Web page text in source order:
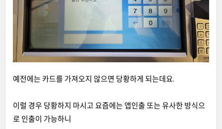
예전에는 카드를 가져오지 않으면 당황하게 되는데요.
이럴 경우 당황하지 마시고 요즘에는 앱인출 또는 유사한 방식으
로 인출이 가능하니